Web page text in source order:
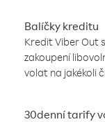
Balíčky kreditu
Kredit Viber Out
zakoupení
volat na jakékoli
30denní tarify